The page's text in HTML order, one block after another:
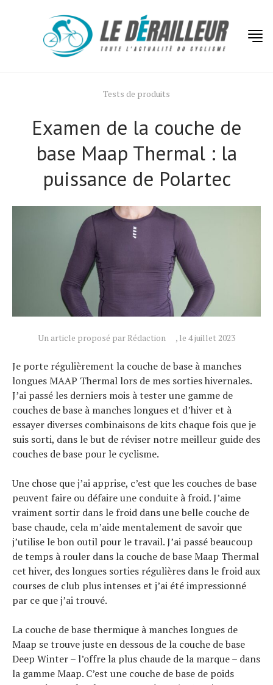
Tests de produits
Examen de la couche de
base Maap Thermal : la
puissance de Polartec
Un article proposé par Rédaction , le 4 juillet 2023
Je porte régulièrement la couche de base à manches
longues MAAP Thermal lors de mes sorties hivernales.
J’ai passé les derniers mois à tester une gamme de
couches de base à manches longues et d’hiver et à
essayer diverses combinaisons de kits chaque fois que je
suis sorti, dans le but de réviser notre meilleur guide des
couches de base pour le cyclisme.
Une chose que j’ai apprise, c’est que les couches de base
peuvent faire ou défaire une conduite à froid. J’aime
vraiment sortir dans le froid dans une belle couche de
base chaude, cela m’aide mentalement de savoir que
j’utilise le bon outil pour le travail. J’ai passé beaucoup
de temps à rouler dans la couche de base Maap Thermal
cet hiver, des longues sorties régulières dans le froid aux
courses de club plus intenses et j’ai été impressionné
par ce que j’ai trouvé.
La couche de base thermique à manches longues de
Maap se trouve juste en dessous de la couche de base
Deep Winter – l’offre la plus chaude de la marque – dans
la gamme Maap. C’est une couche de base de poids